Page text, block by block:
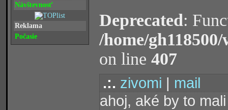
Návštevnosť
Reklama
Počasie
Deprecated:
/home/
on line 407
.:. zivomi | mail
ahoj, aké by to